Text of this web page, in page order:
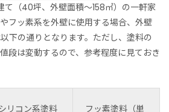
て（40坪、外壁面積～158㎡）の一軒家
フッ素系を外壁に使用する場合、外壁
下の通りとなります。ただし、塗料の
段は変動するので、参考程度に見ておき
リコン系塗料
フッ素塗料（単